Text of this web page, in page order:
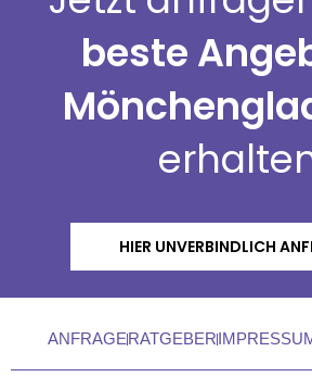
beste
HIER UNVERBINDLICH
ANFRAGERATGEBER